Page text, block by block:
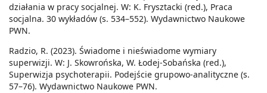
działania w pracy socjalnej. W: K. Frysztacki (red.), Praca
socjalna. 30 wykładów (s. 534–552). Wydawnictwo Naukowe
PWN.
Radzio, R. (2023). Świadome i nieświadome wymiary
superwizji. W: J. Skowrońska, W. Łodej-Sobańska (red.),
Superwizja psychoterapii. Podejście grupowo-analityczne (s.
57–76). Wydawnictwo Naukowe PWN.